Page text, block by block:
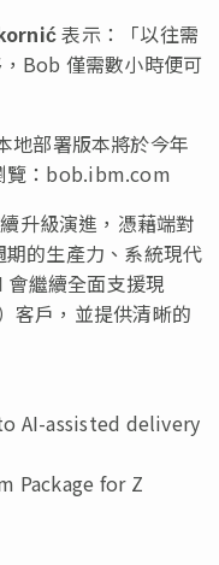
ć表示：「以往需
Bob 僅需數小時便可
地部署版本將於今年
覽：bob.ibm.com
升級演進，憑藉端對
的生產力、系統現代
繼續全面支援現
客戶，並提供清晰的
AI-assisted delivery
Package for Z